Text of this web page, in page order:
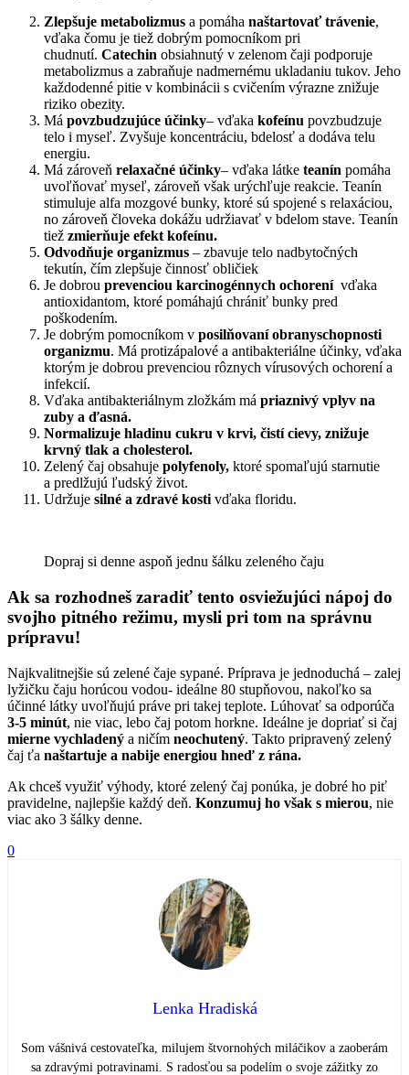
Zlepšuje metabolizmus a pomáha naštartovať trávenie,
vďaka čomu je tiež dobrým pomocníkom pri
chudnutí. Catechin obsiahnutý v zelenom čaji podporuje
metabolizmus a zabraňuje nadmernému ukladaniu tukov. Jeho
každodenné pitie v kombinácii s cvičením výrazne znižuje
riziko obezity.
Má povzbudzujúce účinky– vďaka kofeínu povzbudzuje
telo i myseľ. Zvyšuje koncentráciu, bdelosť a dodáva telu
energiu.
Má zároveň relaxačné účinky– vďaka látke teanín pomáha
uvoľňovať myseľ, zároveň však urýchľuje reakcie. Teanín
stimuluje alfa mozgové bunky, ktoré sú spojené s relaxáciou,
no zároveň človeka dokážu udržiavať v bdelom stave. Teanín
tiež zmierňuje efekt kofeínu.
Odvodňuje organizmus – zbavuje telo nadbytočných
tekutín, čím zlepšuje činnosť obličiek
Je dobrou prevenciou karcinogénnych ochorení vďaka
antioxidantom, ktoré pomáhajú chrániť bunky pred
poškodením.
Je dobrým pomocníkom v posilňovaní obranyschopnosti
organizmu. Má protizápalové a antibakteriálne účinky, vďaka
ktorým je dobrou prevenciou rôznych vírusových ochorení a
infekcií.
Vďaka antibakteriálnym zložkám má priaznivý vplyv na
zuby a ďasná.
Normalizuje hladinu cukru v krvi, čistí cievy, znižuje
krvný tlak a cholesterol.
Zelený čaj obsahuje polyfenoly, ktoré spomaľujú starnutie
a predlžujú ľudský život.
Udržuje silné a zdravé kosti vďaka floridu.
Dopraj si denne aspoň jednu šálku zeleného čaju
Ak sa rozhodneš zaradiť tento osviežujúci nápoj do
svojho pitného režimu, mysli pri tom na správnu
prípravu!
Najkvalitnejšie sú zelené čaje sypané. Príprava je jednoduchá – zalej
lyžičku čaju horúcou vodou- ideálne 80 stupňovou, nakoľko sa
účinné látky uvoľňujú práve pri takej teplote. Lúhovať sa odporúča
3-5 minút, nie viac, lebo čaj potom horkne. Ideálne je dopriať si čaj
mierne vychladený a ničím neochutený. Takto pripravený zelený
čaj ťa naštartuje a nabije energiou hneď z rána.
Ak chceš využiť výhody, ktoré zelený čaj ponúka, je dobré ho piť
pravidelne, najlepšie každý deň. Konzumuj ho však s mierou, nie
viac ako 3 šálky denne.
0
Lenka Hradiská
Som vášnivá cestovateľka, milujem štvornohých miláčikov a zaoberám
sa zdravými potravinami. S radosťou sa podelím o svoje zážitky zo